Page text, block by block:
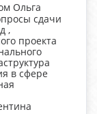
Ольга
сдачи
,
проекта
в сфере